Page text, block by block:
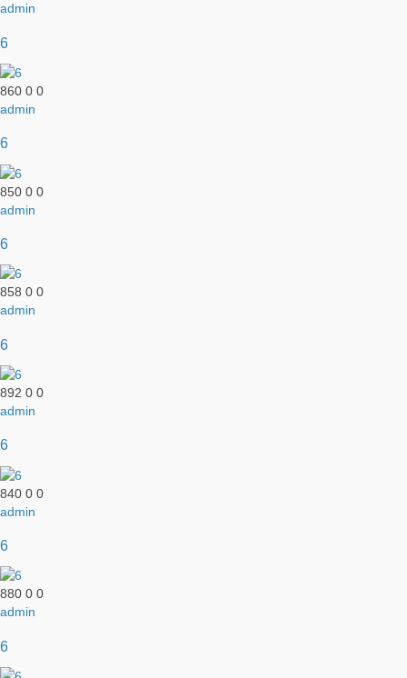
admin
6
860 0 0
admin
6
850 0 0
admin
6
858 0 0
admin
6
892 0 0
admin
6
840 0 0
admin
6
880 0 0
admin
6